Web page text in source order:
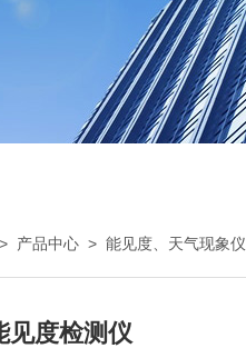
> 产品中心 > 能见度、天气现象仪
见度检测仪